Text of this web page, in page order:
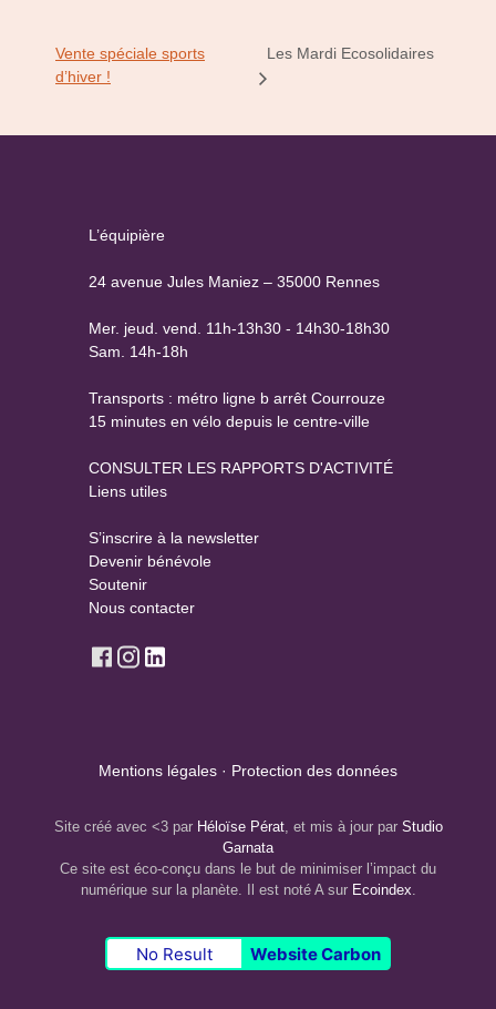
Vente spéciale sports
d’hiver !
Les Mardi Ecosolidaires
L’équipière
24 avenue Jules Maniez – 35000 Rennes
Mer. jeud. vend. 11h-13h30 - 14h30-18h30
Sam. 14h-18h
Transports : métro ligne b arrêt Courrouze
15 minutes en vélo depuis le centre-ville
CONSULTER LES RAPPORTS D'ACTIVITÉ
Liens utiles
S’inscrire à la newsletter
Devenir bénévole
Soutenir
Nous contacter
Mentions légales · Protection des données
Site créé avec <3 par Héloïse Pérat, et mis à jour par Studio
Garnata
Ce site est éco-conçu dans le but de minimiser l’impact du
numérique sur la planète. Il est noté A sur Ecoindex.
No Result Website Carbon